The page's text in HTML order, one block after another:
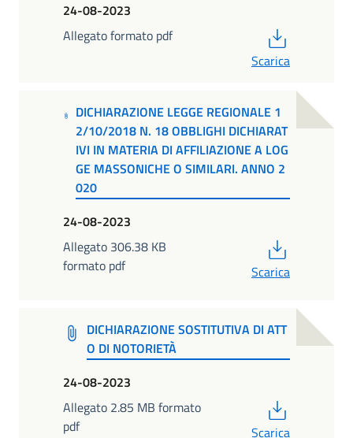
24-08-2023
Allegato formato pdf
Scarica
DICHIARAZIONE LEGGE REGIONALE 1
2/10/2018 N. 18 OBBLIGHI DICHIARAT
IVI IN MATERIA DI AFFILIAZIONE A LOG
GE MASSONICHE O SIMILARI. ANNO 2
020
24-08-2023
Allegato 306.38 KB
formato pdf
Scarica
DICHIARAZIONE SOSTITUTIVA DI ATT
O DI NOTORIETÀ
24-08-2023
Allegato 2.85 MB formato
pdf
Scarica